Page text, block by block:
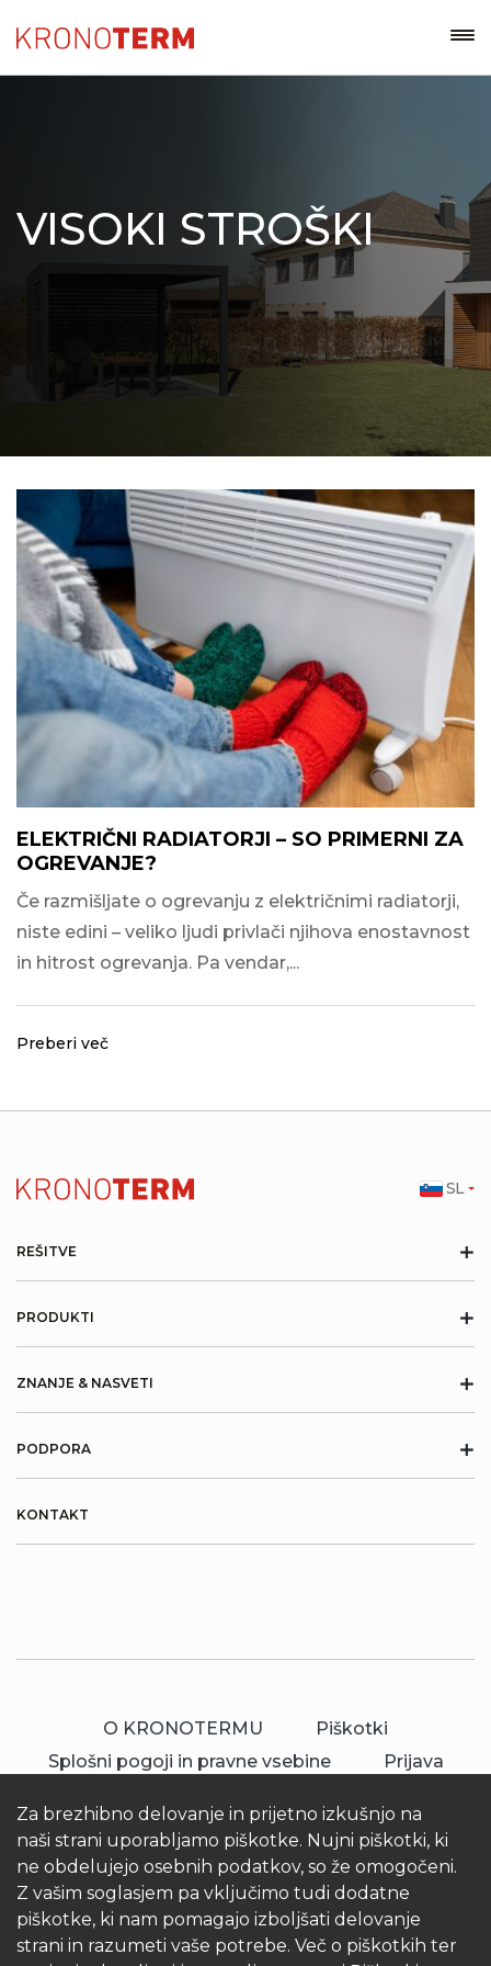
VISOKI STROŠKI
ELEKTRIČNI RADIATORJI – SO PRIMERNI ZA
OGREVANJE?
Če razmišljate o ogrevanju z električnimi radiatorji,
niste edini – veliko ljudi privlači njihova enostavnost
in hitrost ogrevanja. Pa vendar,...
Preberi več
Za brezhibno delovanje in prijetno izkušnjo na
naši strani uporabljamo piškotke. Nujni piškotki, ki
ne obdelujejo osebnih podatkov, so že omogočeni.
Z vašim soglasjem pa vključimo tudi dodatne
piškotke, ki nam pomagajo izboljšati delovanje
strani in razumeti vaše potrebe. Več o piškotkih ter
REŠITVE +
PRODUKTI +
ZNANJE & NASVETI +
PODPORA +
KONTAKT
O KRONOTERMU
Piškotki
Splošni pogoji in pravne vsebine
Prijava
SL
© 2026 Kronoterm | vse pravice pridržane.
KRONOTERM d.o.o.